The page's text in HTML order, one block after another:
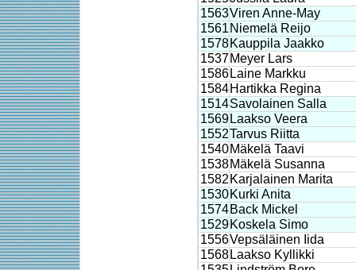
1563Viren Anne-May
1561 Niemelä Reijo
1578Kauppila Jaakko
1537Meyer Lars
1586 Laine Markku
1584Hartikka Regina
1514Savolainen Salla
1569 Laakso Veera
1552Tarvus Riitta
1540Mäkelä Taavi
1538Mäkelä Susanna
1582 Karjalainen Marita
1530Kurki Anita
1574Back Mickel
1529Koskela Simo
1556Vepsäläinen Iida
1568 Laakso Kyllikki